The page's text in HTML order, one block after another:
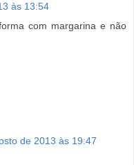
às 13:54
com margarina e não
de 2013 às 19:47